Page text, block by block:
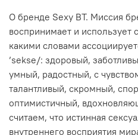
О бренде Sexy BT. Миссия
воспринимает и использует
какими словами
’sekse/: здоровый,
умный, радостный, с
талантливый, скромный,
оптимистичный,
считаем, что истинная
внутреннего восприятия